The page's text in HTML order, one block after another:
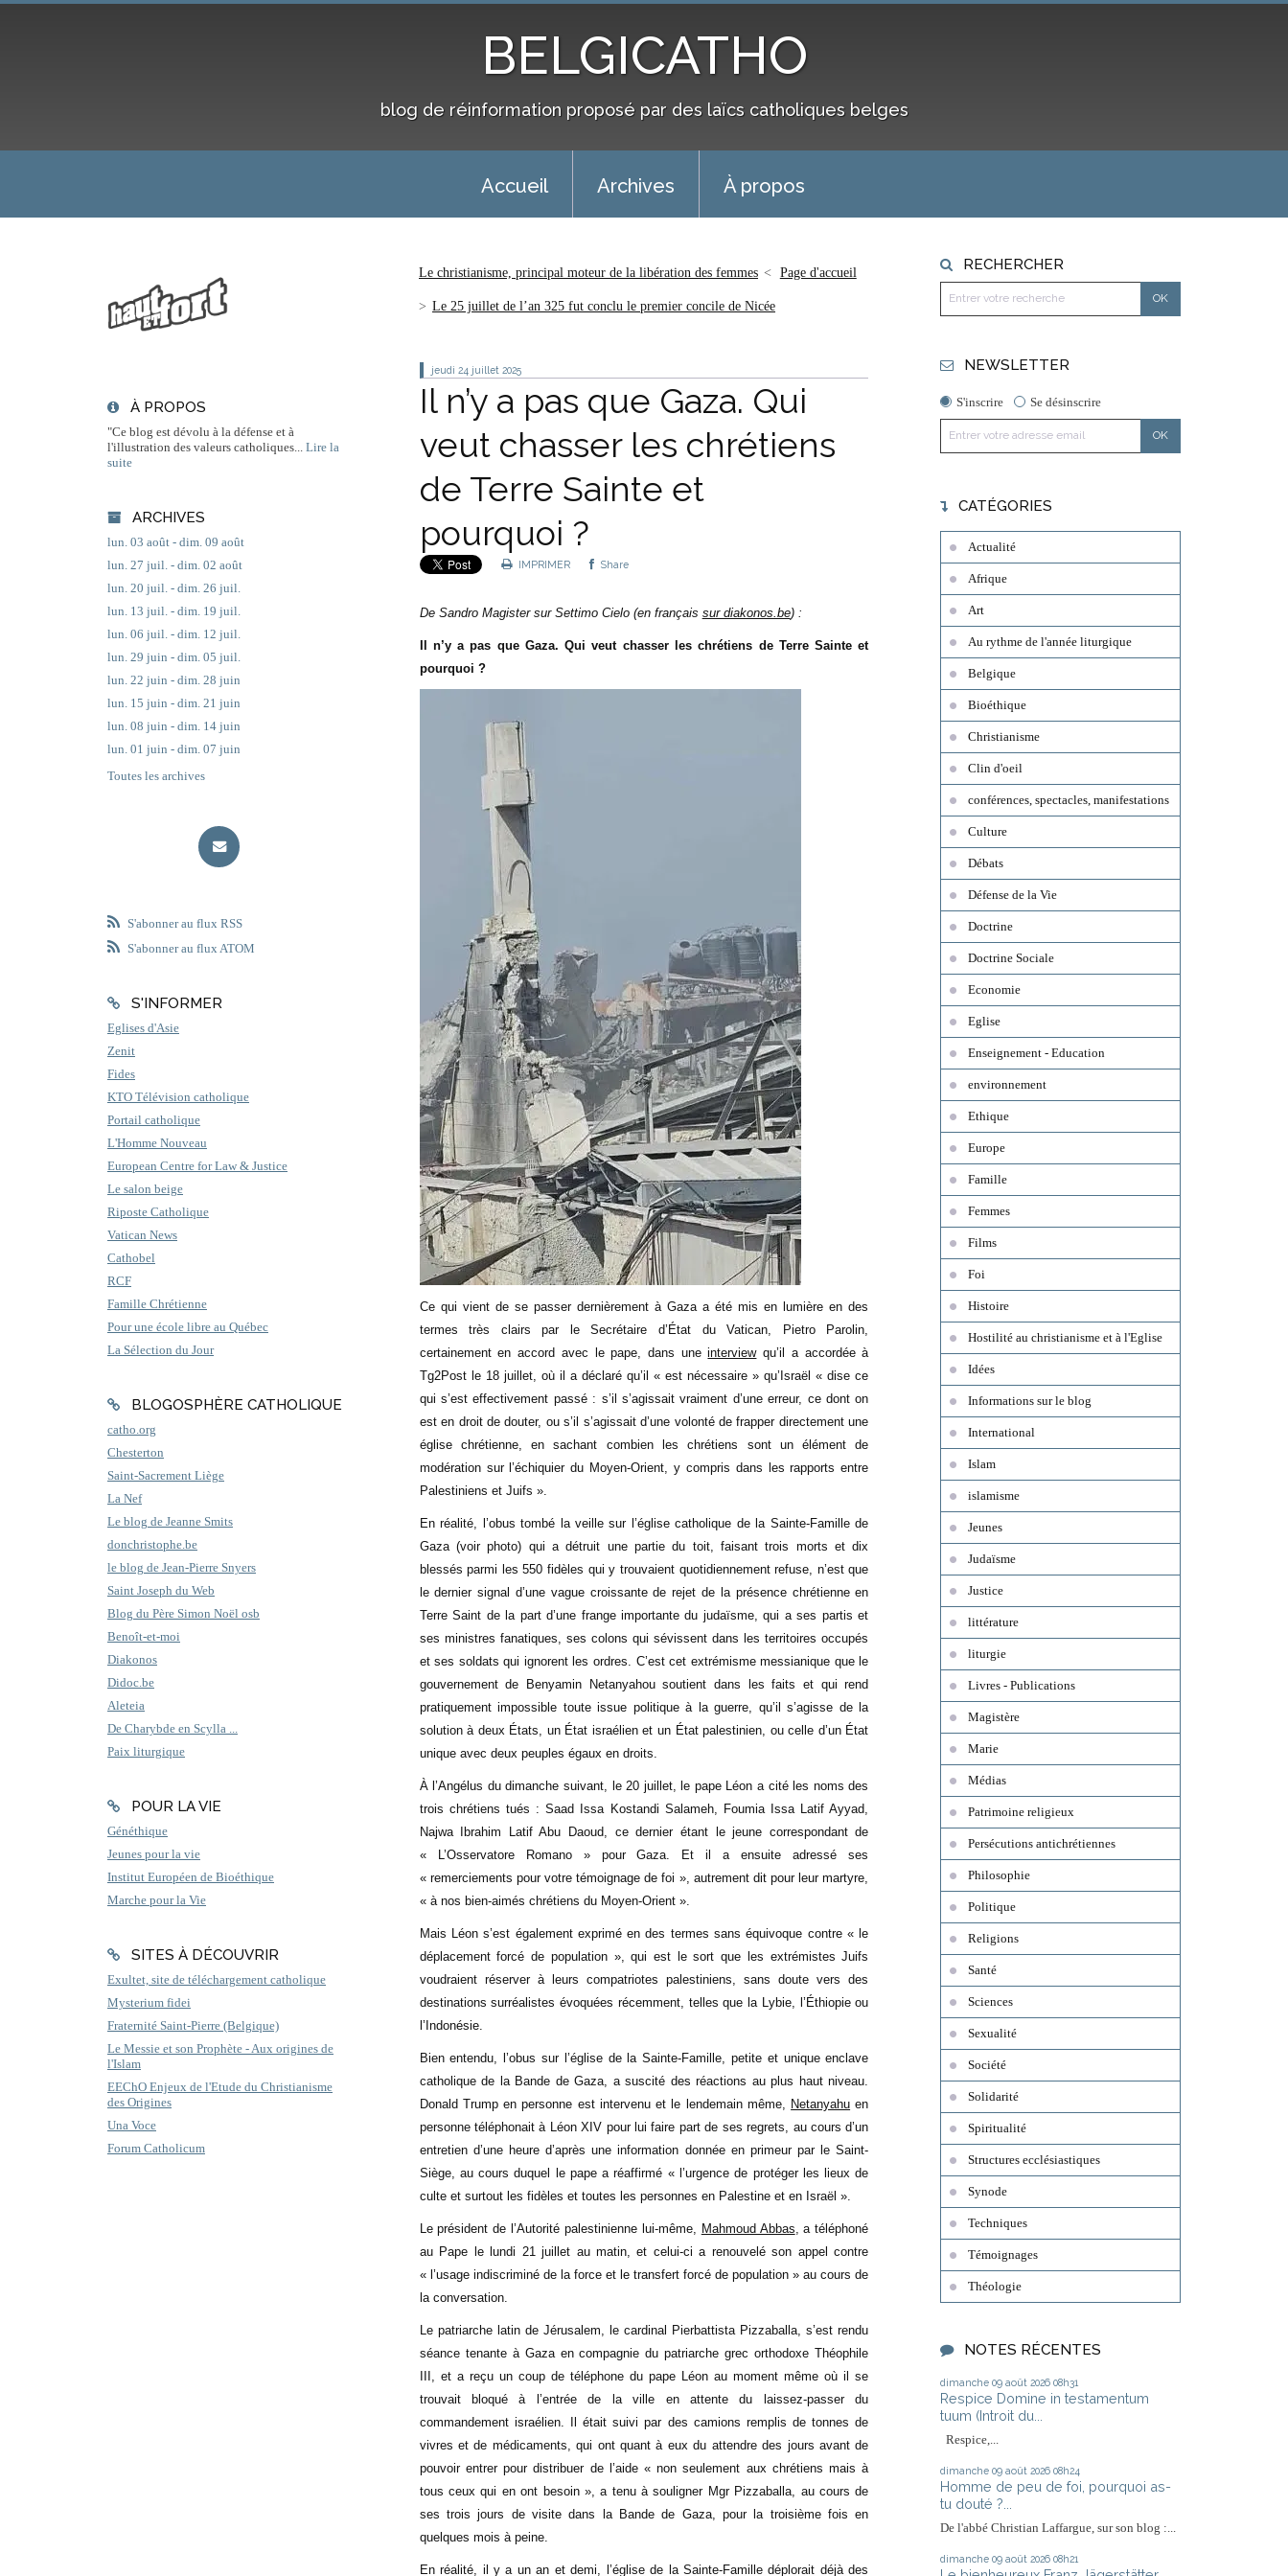
BELGICATHO
blog de réinformation proposé par des laïcs catholiques belges
Accueil Archives À propos
À PROPOS
"Ce blog est dévolu à la défense et à
l'illustration des valeurs catholiques...
Lire la
suite
ARCHIVES
lun. 03 août - dim. 09 août
lun. 27 juil. - dim. 02 août
lun. 20 juil. - dim. 26 juil.
lun. 13 juil. - dim. 19 juil.
lun. 06 juil. - dim. 12 juil.
lun. 29 juin - dim. 05 juil.
lun. 22 juin - dim. 28 juin
lun. 15 juin - dim. 21 juin
lun. 08 juin - dim. 14 juin
lun. 01 juin - dim. 07 juin
Toutes les archives
S'abonner au flux RSS
S'abonner au flux ATOM
S'INFORMER
Eglises d'Asie
Zenit
Fides
KTO Télévision catholique
Portail catholique
L'Homme Nouveau
European Centre for Law & Justice
Le salon beige
Riposte Catholique
Vatican News
Cathobel
RCF
Famille Chrétienne
Pour une école libre au Québec
La Sélection du Jour
BLOGOSPHÈRE CATHOLIQUE
catho.org
Chesterton
Saint-Sacrement Liège
La Nef
Le blog de Jeanne Smits
donchristophe.be
le blog de Jean-Pierre Snyers
Saint Joseph du Web
Blog du Père Simon Noël osb
Benoît-et-moi
Diakonos
Didoc.be
Aleteia
De Charybde en Scylla ...
Paix liturgique
POUR LA VIE
Généthique
Jeunes pour la vie
Institut Européen de Bioéthique
Marche pour la Vie
SITES À DÉCOUVRIR
Exultet, site de téléchargement catholique
Mysterium fidei
Fraternité Saint-Pierre (Belgique)
Le Messie et son Prophète - Aux origines de
l'Islam
EEChO Enjeux de l'Etude du Christianisme
des Origines
Una Voce
Forum Catholicum
Le christianisme, principal moteur de la libération des femmes Page d'accueil
Le 25 juillet de l’an 325 fut conclu le premier concile de Nicée
jeudi 24 juillet 2025
Il n’y a pas que Gaza. Qui
veut chasser les chrétiens
de Terre Sainte et
pourquoi ?
IMPRIMER Share
De Sandro Magister sur Settimo Cielo (en français sur diakonos.be) :
Il n’y a pas que Gaza. Qui veut chasser les chrétiens de Terre Sainte et
pourquoi ?
Ce qui vient de se passer dernièrement à Gaza a été mis en lumière en des
termes très clairs par le Secrétaire d’État du Vatican, Pietro Parolin,
certainement en accord avec le pape, dans uneinterviewqu’il a accordée à
Tg2Post le 18 juillet, où il a déclaré qu’il « est nécessaire » qu’Israël « dise ce
qui s’est effectivement passé : s’il s’agissait vraiment d’une erreur, ce dont on
est en droit de douter, ou s’il s’agissait d’une volonté de frapper directement une
église chrétienne, en sachant combien les chrétiens sont un élément de
modération sur l’échiquier du Moyen-Orient, y compris dans les rapports entre
Palestiniens et Juifs ».
En réalité, l’obus tombé la veille sur l’église catholique de la Sainte-Famille de
Gaza (voir photo) qui a détruit une partie du toit, faisant trois morts et dix
blessés parmi les 550 fidèles qui y trouvaient quotidiennement refuse, n’est que
le dernier signal d’une vague croissante de rejet de la présence chrétienne en
Terre Saint de la part d’une frange importante du judaïsme, qui a ses partis et
ses ministres fanatiques, ses colons qui sévissent dans les territoires occupés
et ses soldats qui ignorent les ordres. C’est cet extrémisme messianique que le
gouvernement de Benyamin Netanyahou soutient dans les faits et qui rend
pratiquement impossible toute issue politique à la guerre, qu’il s’agisse de la
solution à deux États, un État israélien et un État palestinien, ou celle d’un État
unique avec deux peuples égaux en droits.
À l’Angélus du dimanche suivant, le 20 juillet, le pape Léon a cité les noms des
trois chrétiens tués : Saad Issa Kostandi Salameh, Foumia Issa Latif Ayyad,
Najwa Ibrahim Latif Abu Daoud, ce dernier étant le jeune correspondant de
« L’Osservatore Romano » pour Gaza. Et il a ensuite adressé ses
« remerciements pour votre témoignage de foi », autrement dit pour leur martyre,
« à nos bien-aimés chrétiens du Moyen-Orient ».
Mais Léon s’est également exprimé en des termes sans équivoque contre « le
déplacement forcé de population », qui est le sort que les extrémistes Juifs
voudraient réserver à leurs compatriotes palestiniens, sans doute vers des
destinations surréalistes évoquées récemment, telles que la Lybie, l’Éthiopie ou
l’Indonésie.
Bien entendu, l’obus sur l’église de la Sainte-Famille, petite et unique enclave
catholique de la Bande de Gaza, a suscité des réactions au plus haut niveau.
Donald Trump en personne est intervenu et le lendemain même, Netanyahu en
personne téléphonait à Léon XIV pour lui faire part de ses regrets, au cours d’un
entretien d’une heure d’après une information donnée en primeur par le Saint-
Siège, au cours duquel le pape a réaffirmé « l’urgence de protéger les lieux de
culte et surtout les fidèles et toutes les personnes en Palestine et en Israël ».
Le président de l’Autorité palestinienne lui-même, Mahmoud Abbas, a téléphoné
au Pape le lundi 21 juillet au matin, et celui-ci a renouvelé son appel contre
« l’usage indiscriminé de la force et le transfert forcé de population » au cours de
la conversation.
Le patriarche latin de Jérusalem, le cardinal Pierbattista Pizzaballa, s’est rendu
séance tenante à Gaza en compagnie du patriarche grec orthodoxe Théophile
III, et a reçu un coup de téléphone du pape Léon au moment même où il se
trouvait bloqué à l’entrée de la ville en attente du laissez-passer du
commandement israélien. Il était suivi par des camions remplis de tonnes de
vivres et de médicaments, qui ont quant à eux du attendre des jours avant de
pouvoir entrer pour distribuer de l’aide « non seulement aux chrétiens mais à
tous ceux qui en ont besoin », a tenu à souligner Mgr Pizzaballa, au cours de
ses trois jours de visite dans la Bande de Gaza, pour la troisième fois en
quelques mois à peine.
En réalité, il y a un an et demi, l’église de la Sainte-Famille déplorait déjà des
RECHERCHER
NEWSLETTER
S'inscrire Se désinscrire
CATÉGORIES
Actualité
Afrique
Art
Au rythme de l'année liturgique
Belgique
Bioéthique
Christianisme
Clin d'oeil
conférences, spectacles, manifestations
Culture
Débats
Défense de la Vie
Doctrine
Doctrine Sociale
Economie
Eglise
Enseignement - Education
environnement
Ethique
Europe
Famille
Femmes
Films
Foi
Histoire
Hostilité au christianisme et à l'Eglise
Idées
Informations sur le blog
International
Islam
islamisme
Jeunes
Judaïsme
Justice
littérature
liturgie
Livres - Publications
Magistère
Marie
Médias
Patrimoine religieux
Persécutions antichrétiennes
Philosophie
Politique
Religions
Santé
Sciences
Sexualité
Société
Solidarité
Spiritualité
Structures ecclésiastiques
Synode
Techniques
Témoignages
Théologie
NOTES RÉCENTES
dimanche 09 août 2026 08h31
Respice Domine in testamentum
tuum (Introit du...
Respice,...
dimanche 09 août 2026 08h24
Homme de peu de foi, pourquoi as-
tu douté ?...
De l'abbé Christian Laffargue, sur son blog :...
dimanche 09 août 2026 08h21